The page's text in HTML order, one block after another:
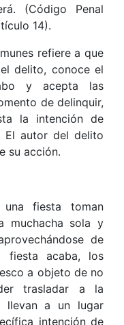
(Código Penal
14).
refiere a que
delito, conoce el
y acepta las
de delinquir,
la intención de
El autor del delito
su acción.
fiesta toman
muchacha sola y
de
fiesta acaba, los
a objeto de no
trasladar a la
llevan a un lugar
intención de